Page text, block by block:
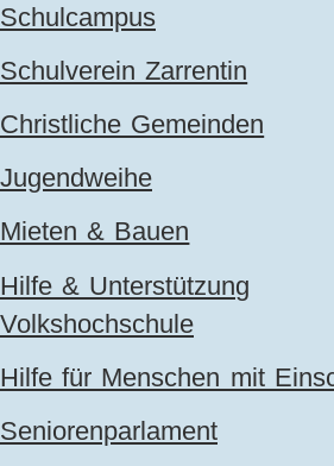
Schulcampus
Schulverein Zarrentin
Christliche Gemeinden
Jugendweihe
Mieten & Bauen
Hilfe & Unterstützung
Volkshochschule
Hilfe für Menschen mit
Seniorenparlament